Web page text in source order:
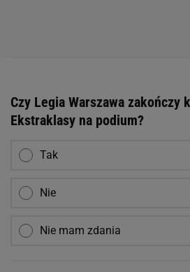
Czy Legia Warszawa zakończy
Ekstraklasy na podium?
Tak
Nie
Nie mam zdania